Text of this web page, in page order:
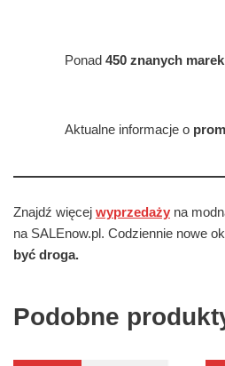
Ponad 450 znanych marek
Aktualne informacje o
Znajdź więcej wyprzedaży na
na SALEnow.pl. Codziennie nowe
być droga.
Podobne